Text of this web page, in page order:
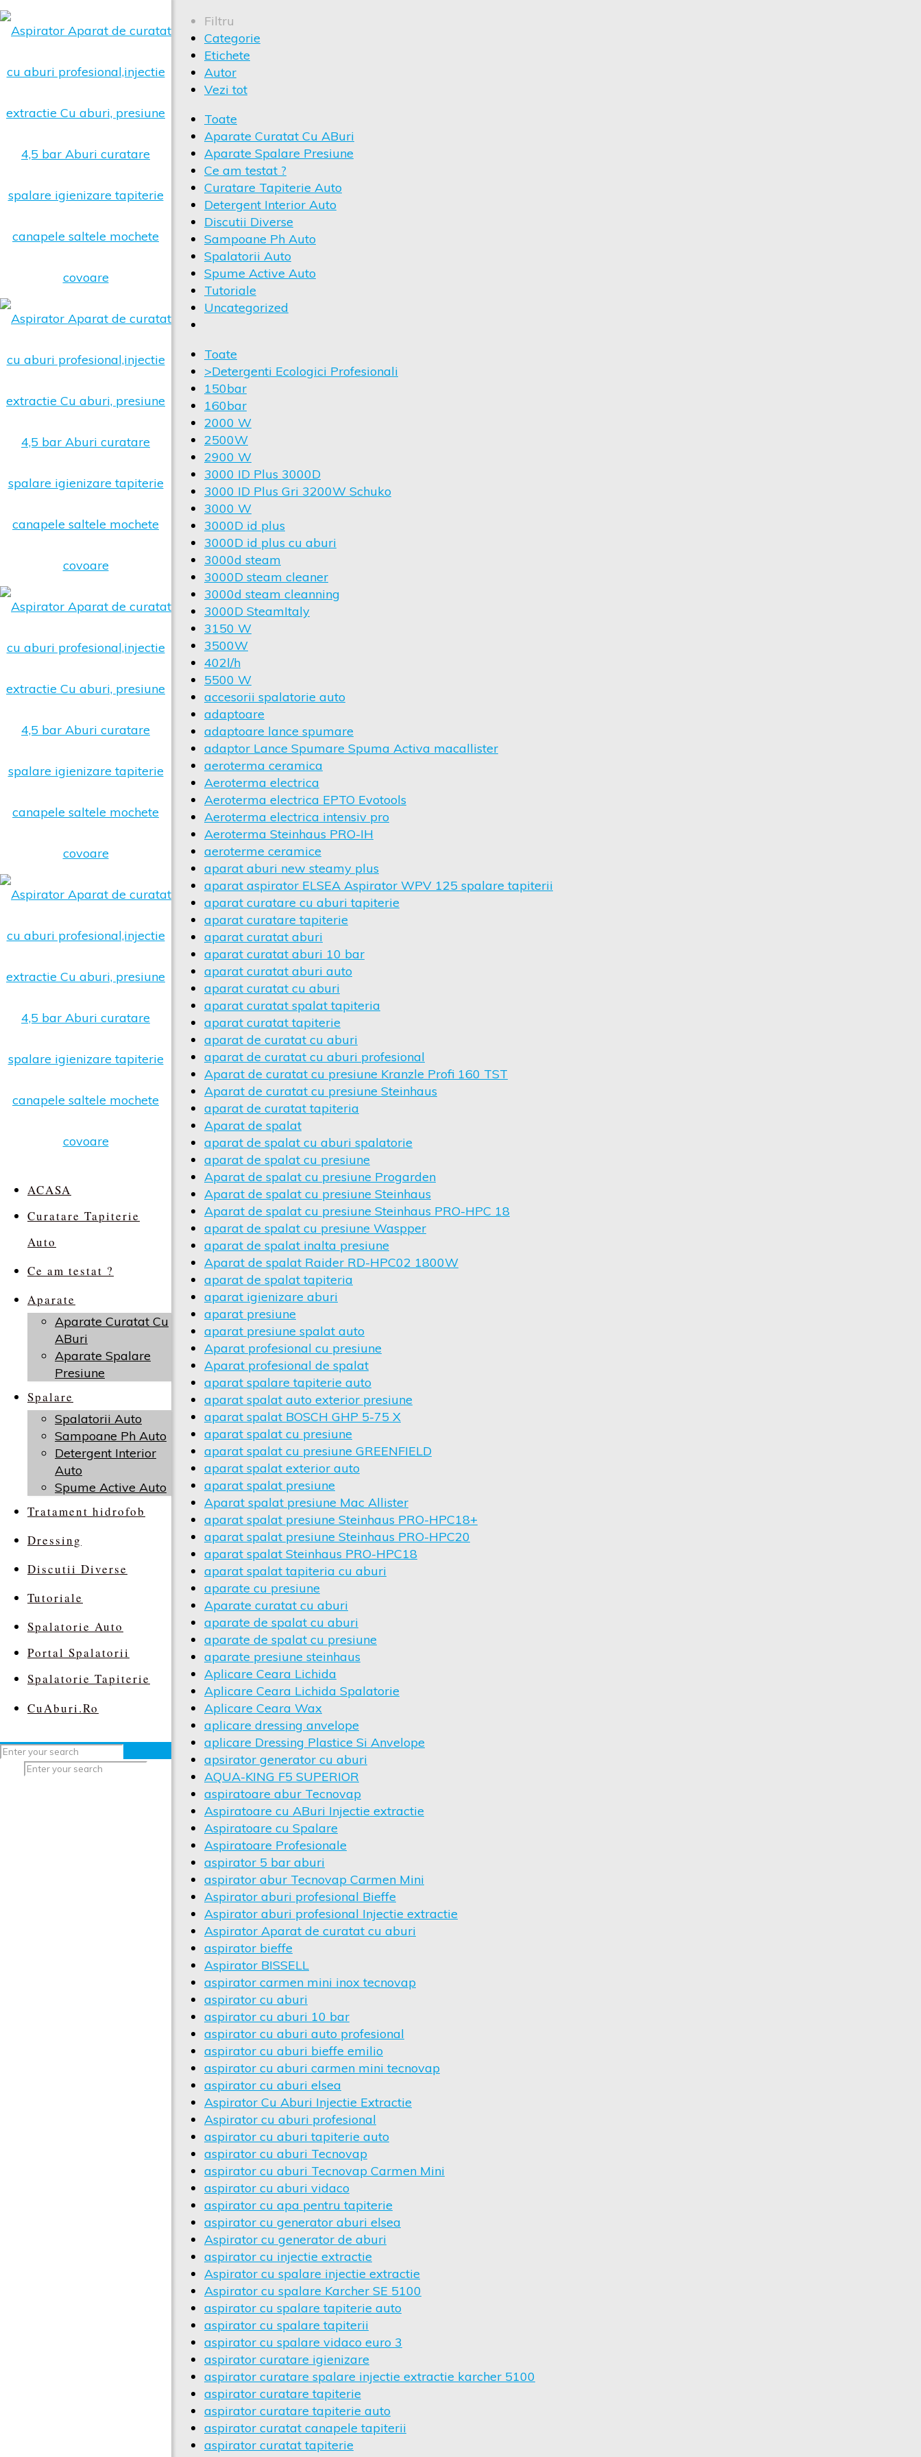
ACASA
Curatare Tapiterie
Auto
Ce am testat ?
Aparate
Aparate Curatat Cu
ABuri
Aparate Spalare
Presiune
Spalare
Spalatorii Auto
Sampoane Ph Auto
Detergent Interior
Auto
Spume Active Auto
Tratament hidrofob
Dressing
Discutii Diverse
Tutoriale
Spalatorie Auto
Portal Spalatorii
Spalatorie Tapiterie
CuAburi.Ro
Filtru
Categorie
Etichete
Autor
Vezi tot
Toate
Aparate Curatat Cu ABuri
Aparate Spalare Presiune
Ce am testat ?
Curatare Tapiterie Auto
Detergent Interior Auto
Discutii Diverse
Sampoane Ph Auto
Spalatorii Auto
Spume Active Auto
Tutoriale
Uncategorized
Toate
>Detergenti Ecologici Profesionali
150bar
160bar
2000 W
2500W
2900 W
3000 ID Plus 3000D
3000 ID Plus Gri 3200W Schuko
3000 W
3000D id plus
3000D id plus cu aburi
3000d steam
3000D steam cleaner
3000d steam cleanning
3000D SteamItaly
3150 W
3500W
402l/h
5500 W
accesorii spalatorie auto
adaptoare
adaptoare lance spumare
adaptor Lance Spumare Spuma Activa macallister
aeroterma ceramica
Aeroterma electrica
Aeroterma electrica EPTO Evotools
Aeroterma electrica intensiv pro
Aeroterma Steinhaus PRO-IH
aeroterme ceramice
aparat aburi new steamy plus
aparat aspirator ELSEA Aspirator WPV 125 spalare tapiterii
aparat curatare cu aburi tapiterie
aparat curatare tapiterie
aparat curatat aburi
aparat curatat aburi 10 bar
aparat curatat aburi auto
aparat curatat cu aburi
aparat curatat spalat tapiteria
aparat curatat tapiterie
aparat de curatat cu aburi
aparat de curatat cu aburi profesional
Aparat de curatat cu presiune Kranzle Profi 160 TST
Aparat de curatat cu presiune Steinhaus
aparat de curatat tapiteria
Aparat de spalat
aparat de spalat cu aburi spalatorie
aparat de spalat cu presiune
Aparat de spalat cu presiune Progarden
Aparat de spalat cu presiune Steinhaus
Aparat de spalat cu presiune Steinhaus PRO-HPC 18
aparat de spalat cu presiune Waspper
aparat de spalat inalta presiune
Aparat de spalat Raider RD-HPC02 1800W
aparat de spalat tapiteria
aparat igienizare aburi
aparat presiune
aparat presiune spalat auto
Aparat profesional cu presiune
Aparat profesional de spalat
aparat spalare tapiterie auto
aparat spalat auto exterior presiune
aparat spalat BOSCH GHP 5-75 X
aparat spalat cu presiune
aparat spalat cu presiune GREENFIELD
aparat spalat exterior auto
aparat spalat presiune
Aparat spalat presiune Mac Allister
aparat spalat presiune Steinhaus PRO-HPC18+
aparat spalat presiune Steinhaus PRO-HPC20
aparat spalat Steinhaus PRO-HPC18
aparat spalat tapiteria cu aburi
aparate cu presiune
Aparate curatat cu aburi
aparate de spalat cu aburi
aparate de spalat cu presiune
aparate presiune steinhaus
Aplicare Ceara Lichida
Aplicare Ceara Lichida Spalatorie
Aplicare Ceara Wax
aplicare dressing anvelope
aplicare Dressing Plastice Si Anvelope
apsirator generator cu aburi
AQUA-KING F5 SUPERIOR
aspiratoare abur Tecnovap
Aspiratoare cu ABuri Injectie extractie
Aspiratoare cu Spalare
Aspiratoare Profesionale
aspirator 5 bar aburi
aspirator abur Tecnovap Carmen Mini
Aspirator aburi profesional Bieffe
Aspirator aburi profesional Injectie extractie
Aspirator Aparat de curatat cu aburi
aspirator bieffe
Aspirator BISSELL
aspirator carmen mini inox tecnovap
aspirator cu aburi
aspirator cu aburi 10 bar
aspirator cu aburi auto profesional
aspirator cu aburi bieffe emilio
aspirator cu aburi carmen mini tecnovap
aspirator cu aburi elsea
Aspirator Cu Aburi Injectie Extractie
Aspirator cu aburi profesional
aspirator cu aburi tapiterie auto
aspirator cu aburi Tecnovap
aspirator cu aburi Tecnovap Carmen Mini
aspirator cu aburi vidaco
aspirator cu apa pentru tapiterie
aspirator cu generator aburi elsea
Aspirator cu generator de aburi
aspirator cu injectie extractie
Aspirator cu spalare injectie extractie
Aspirator cu spalare Karcher SE 5100
aspirator cu spalare tapiterie auto
aspirator cu spalare tapiterii
aspirator cu spalare vidaco euro 3
aspirator curatare igienizare
aspirator curatare spalare injectie extractie karcher 5100
aspirator curatare tapiterie
aspirator curatare tapiterie auto
aspirator curatat canapele tapiterii
aspirator curatat tapiterie